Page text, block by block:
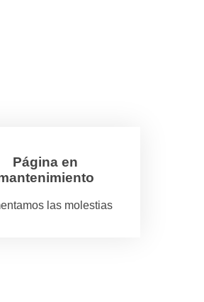
Página en
las molestias